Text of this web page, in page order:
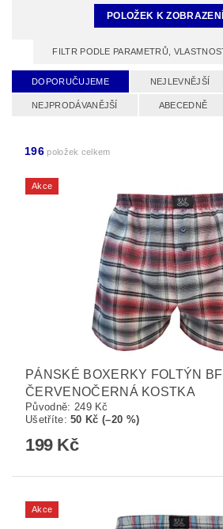
POLOŽEK K
FILTR PODLE PARAMETRŮ,
DOPORUČUJEME NEJLEVNĚJŠÍ
NEJPRODÁVANĚJŠÍ ABECEDNĚ
196položek celkem
Akce
PÁNSKÉ BOXERKY FOLTÝN BF
ČERVENOČERNÁ KOSTKA
Původně: 249 Kč
Ušetříte:50 Kč (–20 %)
199 Kč
Akce